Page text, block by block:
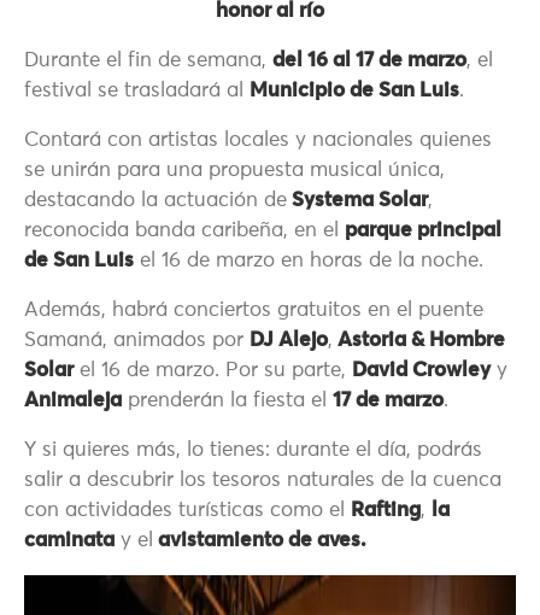
honor al río
Durante el fin de semana, del 16 al 17 de marzo, el
festival se trasladará al
Municipio de San Luis.
Contará con artistas locales y nacionales quienes
se unirán para una propuesta musical única,
destacando la actuación de Systema Solar,
reconocida banda caribeña, en el parque principal
de San Luis el 16 de marzo en horas de la noche.
Además, habrá conciertos gratuitos en el puente
Samaná, animados por DJ Alejo, Astoria & Hombre
Solarel 16 de marzo. Por su parte, David Crowleyy
Animaleja prenderán la fiesta el 17 de marzo.
Y si quieres más, lo tienes: durante el día, podrás
salir a descubrir los tesoros naturales de la cuenca
con actividades turísticas como el
Rafting,
la
caminata y el avistamiento de aves.